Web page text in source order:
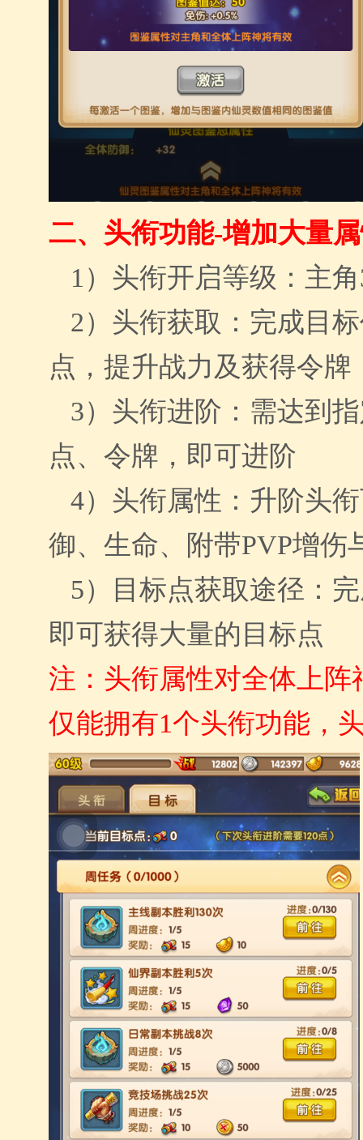
二、 头衔功能-增加大量
1） 头衔开启等级：主角
2） 头衔获取：完成目
点，提升战力及获得令牌
3） 头衔进阶： 需达到
点、令牌 ，即可进阶
4） 头衔属性：升阶头
御、生命、附带PVP增伤
5）
目标点获取途径：
即可获得大量的目标点
注：头衔属性对全体上阵
仅能拥有1个头衔功能，